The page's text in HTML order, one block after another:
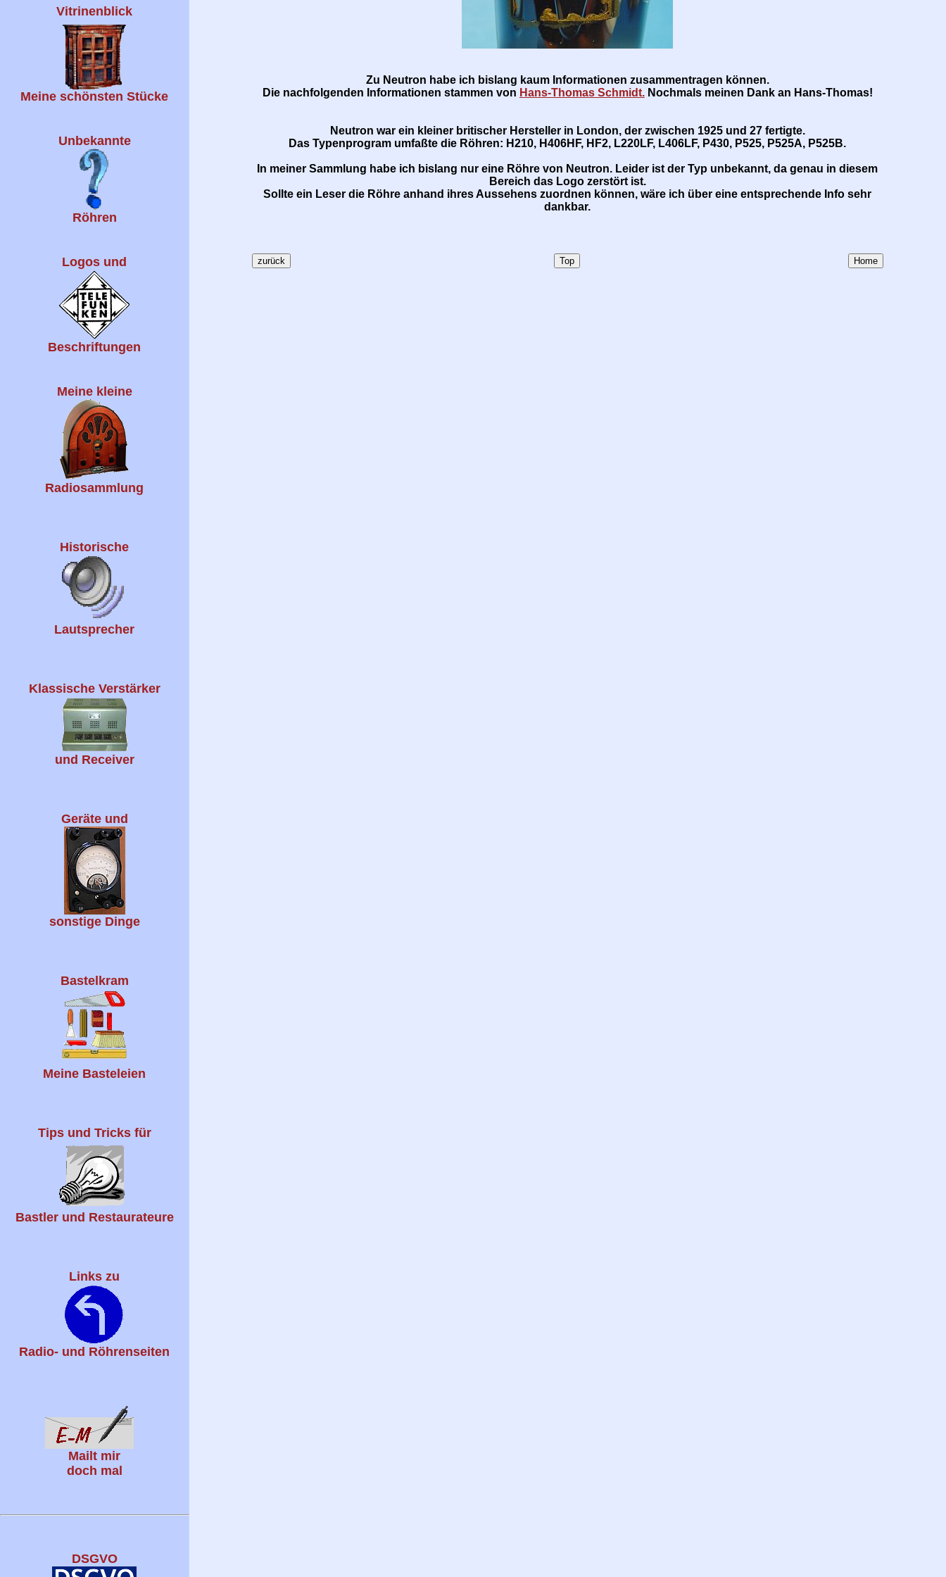
Vitrinenblick
Meine schönsten Stücke
Unbekannte
Röhren
Logos und
Beschriftungen
Meine kleine
Radiosammlung
Historische
Lautsprecher
Klassische Verstärker
und Receiver
Geräte und
sonstige Dinge
Bastelkram
Meine Basteleien
Tips und Tricks für
Bastler und Restaurateure
Links zu
Radio- und Röhrenseiten
Mailt mir
doch mal
DSGVO
Zu Neutron habe ich bislang kaum Informationen zusammentragen können.
Die nachfolgenden Informationen stammen von Hans-Thomas Schmidt.Nochmals meinen Dank an Hans-Thomas!
Neutron war ein kleiner britischer Hersteller in London, der zwischen 1925 und 27 fertigte.
Das Typenprogram umfaßte die Röhren: H210, H406HF, HF2, L220LF, L406LF, P430, P525, P525A, P525B.
In meiner Sammlung habe ich bislang nur eine Röhre von Neutron. Leider ist der Typ unbekannt, da genau in diesem
Bereich das Logo zerstört ist.
Sollte ein Leser die Röhre anhand ihres Aussehens zuordnen können, wäre ich über eine entsprechende Info sehr
dankbar.